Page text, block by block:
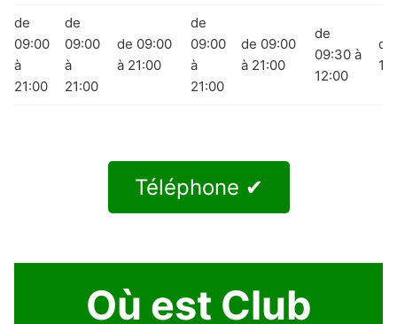
de
09:00
à
21:00
de
09:00
à
21:00
de 09:00
à 21:00
de
09:00
à
21:00
de 09:00
à 21:00
de
09:30 à
12:00
de
Téléphone ✔
Où est Club